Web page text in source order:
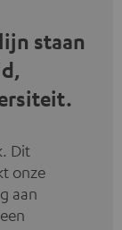
staan
Dit
onze
aan